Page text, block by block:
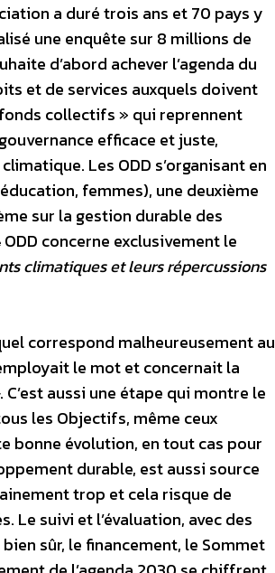
a duré trois ans et 70 pays y
une enquête sur 8 millions de
d’abord achever l’agenda du
et de services auxquels doivent
collectifs » qui reprennent
efficace et juste,
Les ODD s’organisant en
femmes), une deuxième
sur la gestion durable des
ODD concerne exclusivement le
climatiques et leurs répercussions
correspond malheureusement au
le mot et concernait la
. C’est aussi une étape qui montre le
les Objectifs, même ceux
bonne évolution, en tout cas pour
durable, est aussi source
trop et cela risque de
Le suivi et l’évaluation, avec des
sûr, le financement, le Sommet